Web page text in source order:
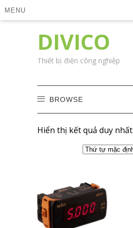
MENU
DIVICO
Thiết bị điện công nghiệp
BROWSE
Hiển thị kết quả duy nhất